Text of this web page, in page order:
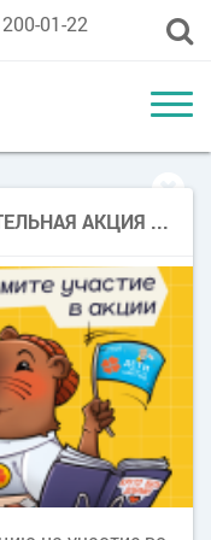
01-22
ВСЕРОССИЙСКАЯ БЛАГОТВОРИТЕЛЬНАЯ АКЦИЯ «ДЕТИ ВМЕСТО ЦВЕТОВ»!